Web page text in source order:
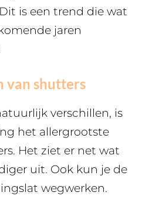
is een trend die wat
jaren
van shutters
verschillen, is
het allergrootste
Het ziet er net wat
uit. Ook kun je de
wegwerken.